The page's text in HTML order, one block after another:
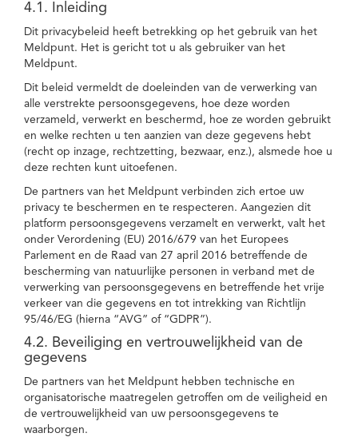
4.1. Inleiding
Dit privacybeleid heeft betrekking op het gebruik van het
Meldpunt. Het is gericht tot u als gebruiker van het
Meldpunt.
Dit beleid vermeldt de doeleinden van de verwerking van
alle verstrekte persoonsgegevens, hoe deze worden
verzameld, verwerkt en beschermd, hoe ze worden gebruikt
en welke rechten u ten aanzien van deze gegevens hebt
(recht op inzage, rechtzetting, bezwaar, enz.), alsmede hoe u
deze rechten kunt uitoefenen.
De partners van het Meldpunt verbinden zich ertoe uw
privacy te beschermen en te respecteren. Aangezien dit
platform persoonsgegevens verzamelt en verwerkt, valt het
onder Verordening (EU) 2016/679 van het Europees
Parlement en de Raad van 27 april 2016 betreffende de
bescherming van natuurlijke personen in verband met de
verwerking van persoonsgegevens en betreffende het vrije
verkeer van die gegevens en tot intrekking van Richtlijn
95/46/EG (hierna “AVG” of “GDPR”).
4.2. Beveiliging en vertrouwelijkheid van de
gegevens
De partners van het Meldpunt hebben technische en
organisatorische maatregelen getroffen om de veiligheid en
de vertrouwelijkheid van uw persoonsgegevens te
waarborgen.